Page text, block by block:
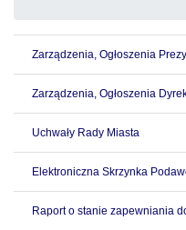
Zarządzenia, Ogłoszenia
Zarządzenia, Ogłoszenia
Uchwały Rady Miasta
Elektroniczna Skrzynka
Raport o stanie zapewniania